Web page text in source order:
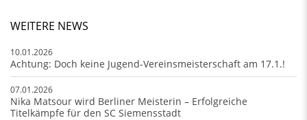
WEITERE NEWS
10.01.2026
Achtung: Doch keine Jugend-Vereinsmeisterschaft am 17.1.!
07.01.2026
Nika Matsour wird Berliner Meisterin – Erfolgreiche
Titelkämpfe für den SC Siemensstadt